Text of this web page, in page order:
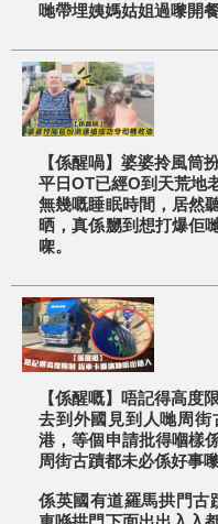
哋帶埋姨媽姑姐過嚟開
【係醒喎】婆婆拎風筒
平日OT已經O到天荒地
無幾嘅睡眠時間，居然
晒，真係嬲到想打爆
㗎。
【係醒嘅】唔記得高度
去到外國見到人哋周
港，等個申請批得嗰樣
周街古蹟都未必係好事嚟
係英國有道羅馬拱門古